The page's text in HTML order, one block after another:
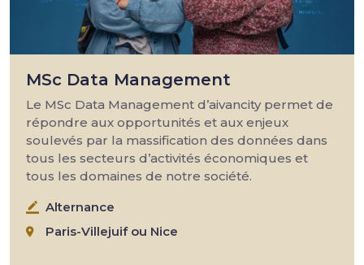
MSc Data Management
Le MSc Data Management d’aivancity permet de
répondre aux opportunités et aux enjeux
soulevés par la massification des données dans
tous les secteurs d’activités économiques et
tous les domaines de notre société.
Alternance
Paris-Villejuif ou Nice